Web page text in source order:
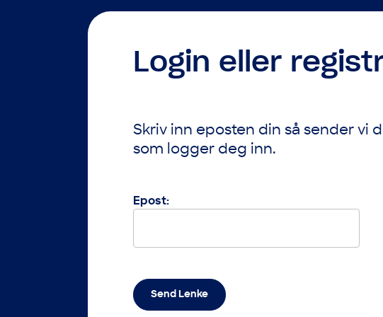
Login eller
Skriv inn eposten din så sender vi
som logger deg inn.
Epost:
Send Lenke